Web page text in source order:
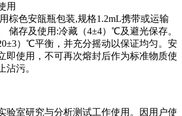
用
棕色安瓿瓶包装,规格1.2mL携带或运输
储存及使用:冷藏（4±4）℃及避光保存。
）℃平衡，并充分摇动以保证均匀。安
即使用，不可再次熔封后作为标准物质使
沾污。
验室研究与分析测试工作使用。因用户使